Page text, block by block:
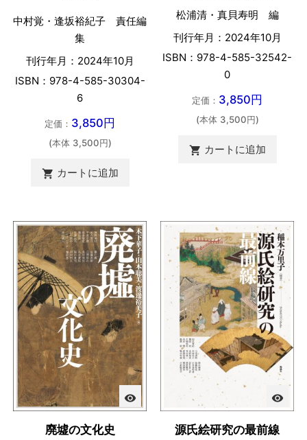
中村覚・逢坂裕紀子 責任編
集
刊行年月：2024年10月
ISBN：978-4-585-30304-
6
定価： 3,850円
(本体 3,500円)
 カートに追加
松浦清・真貝寿明 編
刊行年月：2024年10月
ISBN：978-4-585-32542-
0
定価： 3,850円
(本体 3,500円)
 カートに追加
visibility
廃墟の文化史
visibility
源氏絵研究の最前線